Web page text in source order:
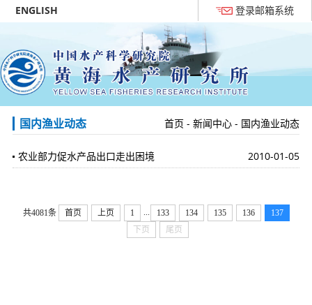
ENGLISH 登录邮箱系统
国内渔业动态 首页 -新闻中心 - 国内渔业动态
农业部力促水产品出口走出困境 2010-01-05
共4081条 首页 上页 1 133 134 135 136
137
下页
尾页